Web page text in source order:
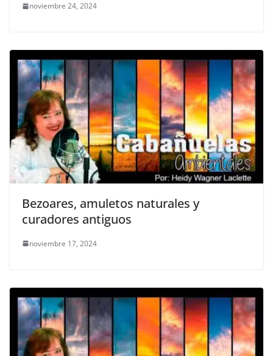
noviembre 24, 2024
Bezoares, amuletos naturales y
curadores antiguos
noviembre 17, 2024